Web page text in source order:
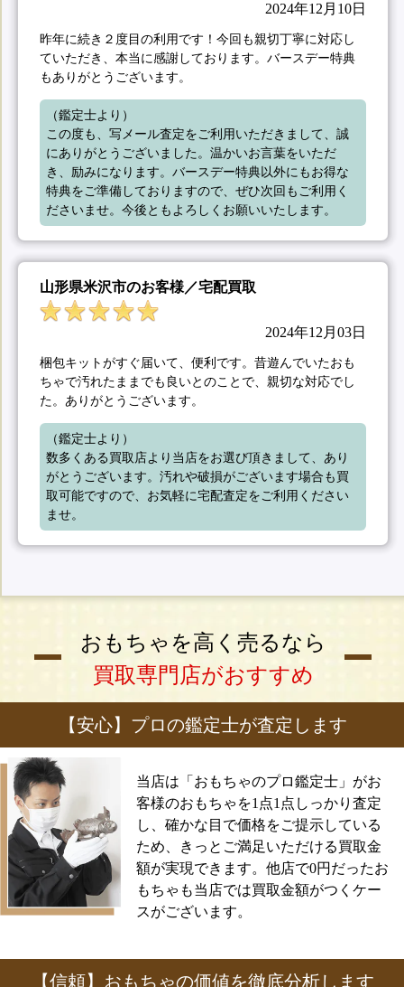
2024年12月10日
昨年に続き２度目の利用です！今回も親切丁寧に対応し
ていただき、本当に感謝しております。バースデー特典
もありがとうございます。
（鑑定士より）
この度も、写メール査定をご利用いただきまして、誠
にありがとうございました。温かいお言葉をいただ
き、励みになります。バースデー特典以外にもお得な
特典をご準備しておりますので、ぜひ次回もご利用く
ださいませ。今後ともよろしくお願いいたします。
山形県米沢市のお客様／宅配買取
2024年12月03日
梱包キットがすぐ届いて、便利です。昔遊んでいたおも
ちゃで汚れたままでも良いとのことで、親切な対応でし
た。ありがとうございます。
（鑑定士より）
数多くある買取店より当店をお選び頂きまして、あり
がとうございます。汚れや破損がございます場合も買
取可能ですので、お気軽に宅配査定をご利用ください
ませ。
おもちゃを高く売るなら
買取専門店がおすすめ
【安心】プロの鑑定士が査定します
当店は「おもちゃのプロ鑑定士」がお
客様のおもちゃを1点1点しっかり査定
し、確かな目で価格をご提示している
ため、きっとご満足いただける買取金
額が実現できます。他店で0円だったお
もちゃも当店では買取金額がつくケー
スがございます。
【信頼】おもちゃの価値を徹底分析します